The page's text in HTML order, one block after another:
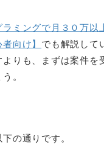
ラミングで月３０万以
向け】 でも解説して
よりも、まずは案件を
。
の通りです。